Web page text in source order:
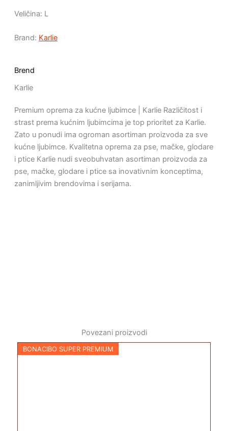
Veličina: L
Brand: Karlie
Brend
Karlie
Premium oprema za kućne ljubimce | Karlie Različitost i
strast prema kućnim ljubimcima je top prioritet za Karlie.
Zato u ponudi ima ogroman asortiman proizvoda za sve
kućne ljubimce. Kvalitetna oprema za pse, mačke, glodare
i ptice Karlie nudi sveobuhvatan asortiman proizvoda za
pse, mačke, glodare i ptice sa inovativnim konceptima,
zanimljivim brendovima i serijama.
Povezani proizvodi
BONACIBO SUPER PREMIUM